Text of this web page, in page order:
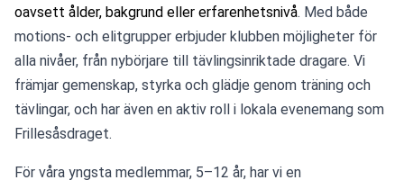
oavsett ålder, bakgrund eller erfarenhetsnivå. Med både
motions- och elitgrupper erbjuder klubben möjligheter för
alla nivåer, från nybörjare till tävlingsinriktade dragare. Vi
främjar gemenskap, styrka och glädje genom träning och
tävlingar, och har även en aktiv roll i lokala evenemang som
Frillesåsdraget.
För våra yngsta medlemmar, 5–12 år, har vi en